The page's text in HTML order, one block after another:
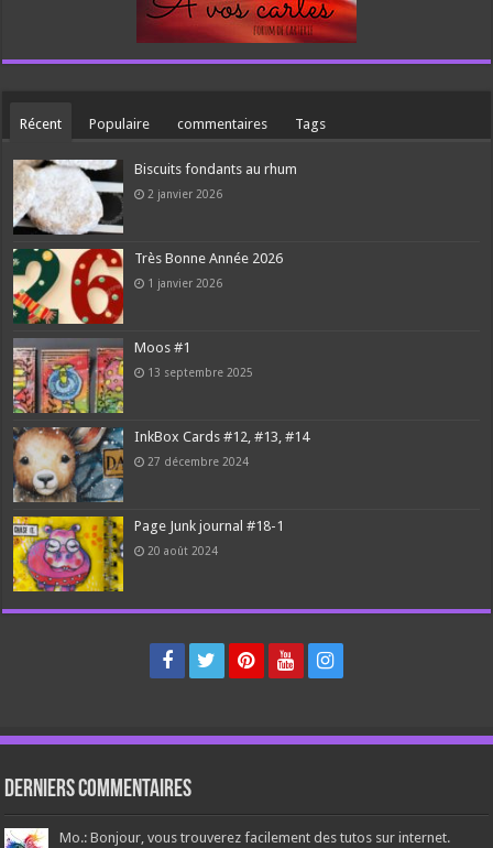
Récent Populaire commentaires Tags
Biscuits fondants au rhum
2 janvier 2026
Très Bonne Année 2026
1 janvier 2026
Moos #1
13 septembre 2025
InkBox Cards #12, #13, #14
27 décembre 2024
Page Junk journal #18-1
20 août 2024
Derniers Commentaires
Mo.: Bonjour, vous trouverez facilement des tutos sur internet.